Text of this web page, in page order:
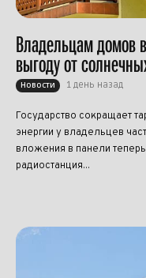
Владельцам домов
выгоду от
Новости 1 день назад
Государство сокращает
энергии у владельцев
вложения в панели
радиостанция...